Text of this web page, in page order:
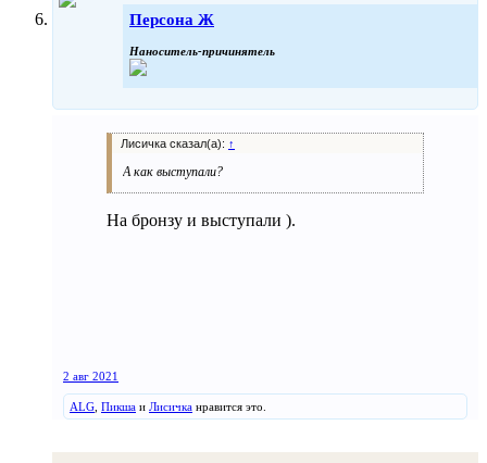
Персона Ж
Наноситель-причинятель
Лисичка сказал(а): ↑
А как выступали?
На бронзу и выступали ).
2 авг 2021
ALG Пикша и Лисичка нравится это.